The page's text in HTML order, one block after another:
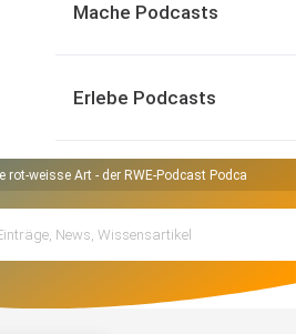
Mache Podcasts
Erlebe Podcasts
rot-weisse Art - der RWE-Podcast Podcast